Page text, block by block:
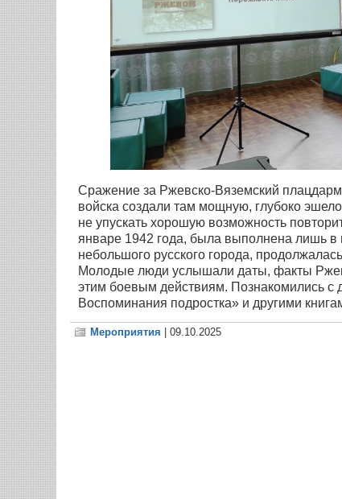
Сражение за Ржевско-Вяземский
войска создали там мощную, глубоко
не упускать хорошую возможность
январе 1942 года, была выполнена лишь
небольшого русского города,
Молодые люди услышали даты, факты
этим боевым действиям. Познакомились
Воспоминания подростка» и другими
Мероприятия | 09.10.2025